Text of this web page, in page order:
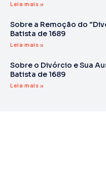
Leia mais »
Sobre a Remoção do
Batista de 1689
Leia mais »
Sobre o Divórcio e Sua
Batista de 1689
Leia mais »